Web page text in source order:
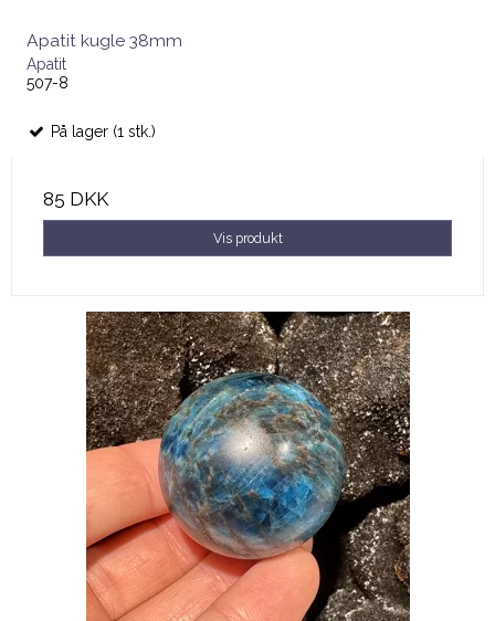
Apatit kugle 38mm
Apatit
507-8
På lager (1 stk.)
85 DKK
Vis produkt